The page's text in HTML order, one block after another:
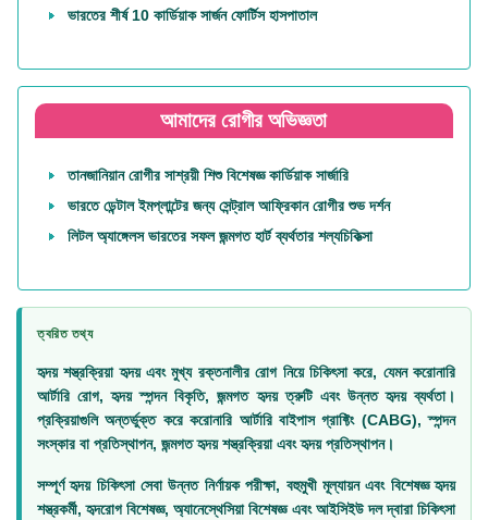
ভারতের শীর্ষ 10 কার্ডিয়াক সার্জন ফোর্টিস হাসপাতাল
আমাদের রোগীর অভিজ্ঞতা
তানজানিয়ান রোগীর সাশ্রয়ী শিশু বিশেষজ্ঞ কার্ডিয়াক সার্জারি
ভারতে ডেন্টাল ইমপ্লান্টের জন্য সেন্ট্রাল আফ্রিকান রোগীর শুভ দর্শন
লিটল অ্যাঙ্গেলস ভারতের সফল জন্মগত হার্ট ব্যর্থতার শল্যচিকিত্সা
ত্বরিত তথ্য
হৃদয় শস্ত্রক্রিয়া হৃদয় এবং মুখ্য রক্তনালীর রোগ নিয়ে চিকিৎসা করে, যেমন করোনারি
আর্টারি রোগ, হৃদয় স্পন্দন বিকৃতি, জন্মগত হৃদয় ত্রুটি এবং উন্নত হৃদয় ব্যর্থতা।
প্রক্রিয়াগুলি অন্তর্ভুক্ত করে করোনারি আর্টারি বাইপাস গ্রাফ্টিং (CABG), স্পন্দন
সংস্কার বা প্রতিস্থাপন, জন্মগত হৃদয় শস্ত্রক্রিয়া এবং হৃদয় প্রতিস্থাপন।
সম্পূর্ণ হৃদয় চিকিৎসা সেবাউন্নত নির্ণায়ক পরীক্ষা, বহুমুখী মূল্যায়ন এবং বিশেষজ্ঞ হৃদয়
শস্ত্রকর্মী, হৃদরোগ বিশেষজ্ঞ, অ্যানেস্থেসিয়া বিশেষজ্ঞ এবং আইসিইউ দল দ্বারা চিকিৎসা